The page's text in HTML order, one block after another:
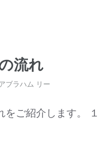
流れ
ブラハム リー
をご紹介します。